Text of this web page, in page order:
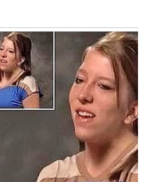
prisutnost.
period jačanja,
bliskosti. Ribe se
talenat